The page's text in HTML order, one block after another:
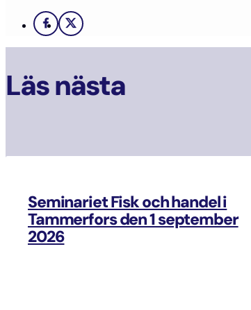
Facebook
X
Läs nästa
Seminariet Fisk och handel i
Tammerfors den 1 september
2026